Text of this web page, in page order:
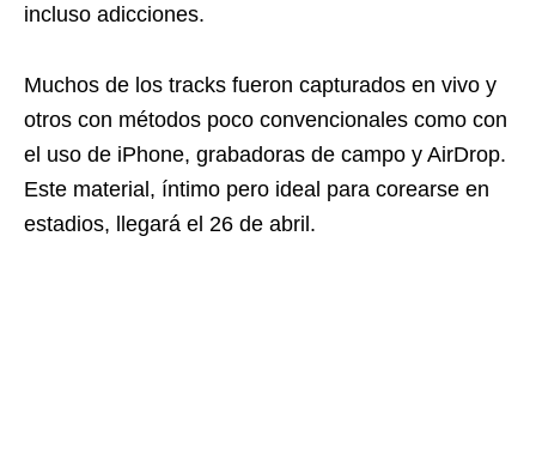
incluso adicciones.
Muchos de los tracks fueron capturados en vivo y
otros con métodos poco convencionales como con
el uso de iPhone, grabadoras de campo y AirDrop.
Este material, íntimo pero ideal para corearse en
estadios, llegará el 26 de abril.